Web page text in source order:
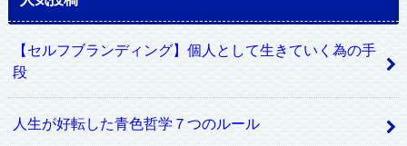
【セルフブランディング】個人として生きていく為の手
段
人生が好転した青色哲学７つのルール